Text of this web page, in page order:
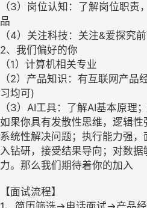
（3）岗位认知：了解岗位职责
品
（4）关注科技：关注&爱探究
2、我们偏好的你
（1）计算机相关专业
（2）产品知识：有互联网产
习均可)
（3）AI工具：了解AI基本原理
如果你具有发散性思维，逻辑
系统性解决问题；执行能力强
入钻研，接受结果导向；对数
力。那么我们期待着你的加入
【面试流程】